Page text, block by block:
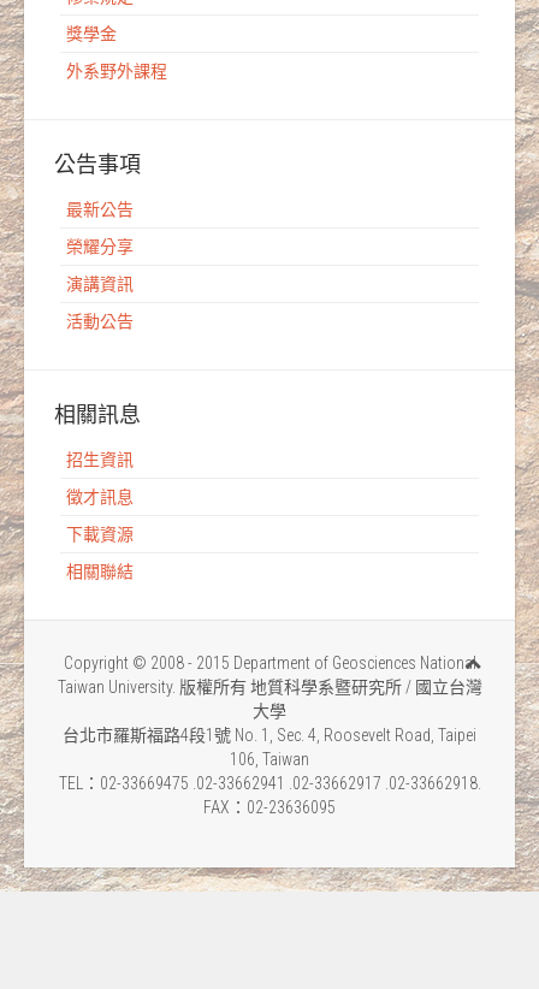
獎學金
外系野外課程
公告事項
最新公告
榮耀分享
演講資訊
活動公告
相關訊息
招生資訊
徵才訊息
下載資源
相關聯結
Copyright © 2008 - 2015 Department of Geosciences National
Taiwan University. 版權所有 地質科學系暨研究所 / 國立台灣
大學
台北市羅斯福路4段1號 No. 1, Sec. 4, Roosevelt Road, Taipei
106, Taiwan
TEL：02-33669475 .02-33662941 .02-33662917 .02-33662918.
FAX：02-23636095